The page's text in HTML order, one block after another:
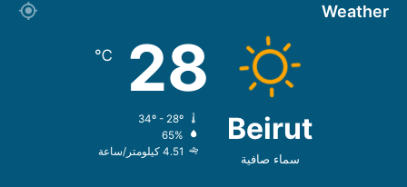
Weather
Beirut
سماء صافية
28
℃
65%
4.51 كيلومتر/ساعة